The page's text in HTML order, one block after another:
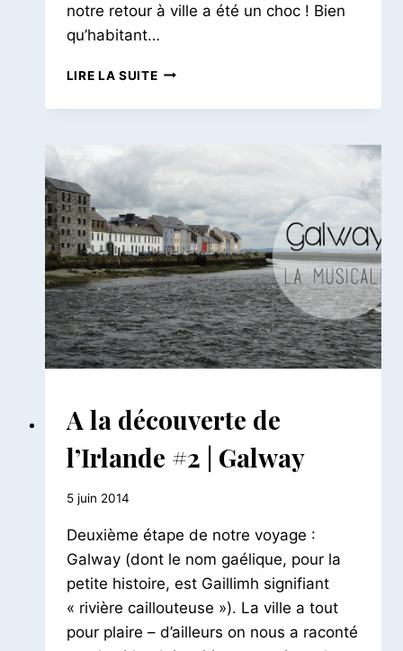
notre retour à ville a été un choc ! Bien
qu’habitant…
LIRE LA SUITEA
DÉCOUVERTE
DUBLIN
EUROPE
|
IRLANDE
A la découverte de
l’Irlande #2 | Galway
Par
Petit
Pois
5 juin 2014
Deuxième étape de notre voyage :
Galway (dont le nom gaélique, pour la
petite histoire, est Gaillimh signifiant
« rivière caillouteuse »). La ville a tout
pour plaire – d’ailleurs on nous a raconté